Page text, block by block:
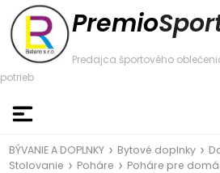
Premio
Predajca športového
potrieb
BÝVANIE A DOPLNKY Bytové doplnky
Stolovanie
Poháre Poháre pre